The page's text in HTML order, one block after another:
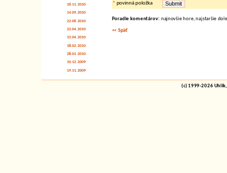
16.11.2010
14.09.2010
22.06.2010
22.04.2010
15.04.2010
18.02.2010
28.01.2010
10.12.2009
19.11.2009
* povinná položka
Poradie komentárov: najnovšie hore, najstaršie dole
<< Späť
(c) 1999-2026 Uhlik,